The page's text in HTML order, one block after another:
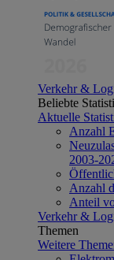
Verkehr &
Beliebte
Aktuelle
Anzahl
2003-
Anzahl
Anteil
Verkehr &
Themen
Weitere